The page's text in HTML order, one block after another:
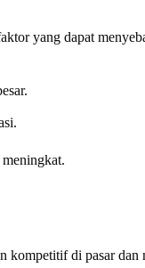
yang dapat
kompetitif di pasar dan